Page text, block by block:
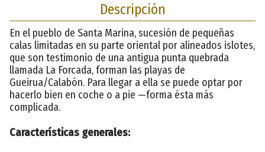
Descripción
En el pueblo de Santa Marina, sucesión de pequeñas
calas limitadas en su parte oriental por alineados islotes,
que son testimonio de una antigua punta quebrada
llamada La Forcada, forman las playas de
Gueirua/Calabón. Para llegar a ella se puede optar por
hacerlo bien en coche o a pie —forma ésta más
complicada.
Características generales: